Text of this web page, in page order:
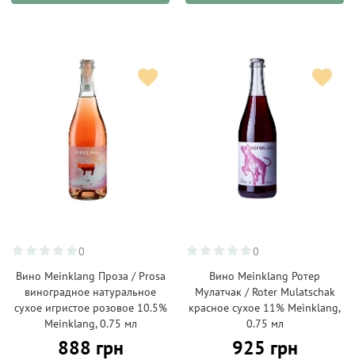
0
Вино Meinklang Проза / Prosa
виноградное натуральное
сухое игристое розовое 10.5%
Мeinklang, 0.75 мл
888 грн
0
Вино Meinklang Ротер
Мулатчак / Roter Mulatschak
красное сухое 11% Мeinklang,
0.75 мл
925 грн